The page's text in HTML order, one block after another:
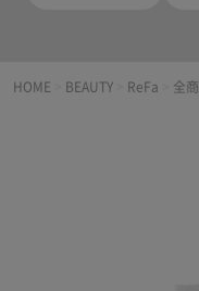
HOME BEAUTY ReFa 全